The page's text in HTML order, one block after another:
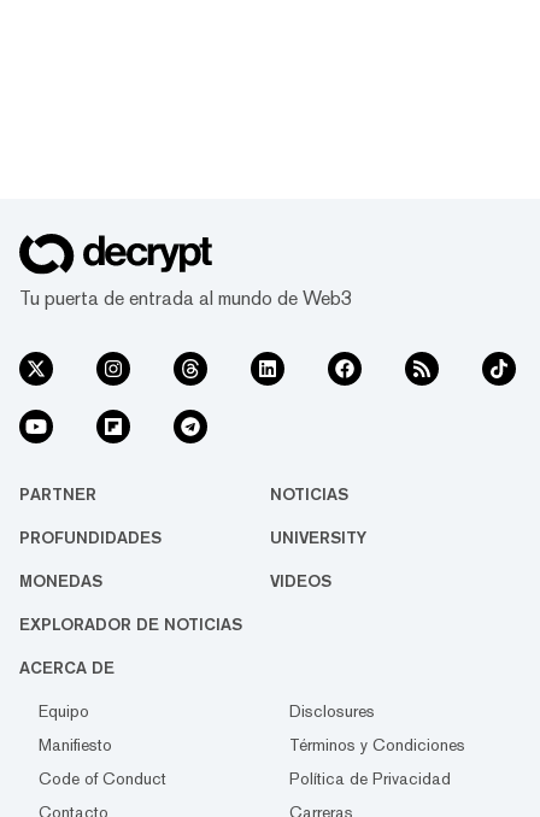
Tu puerta de entrada al mundo de Web3
PARTNER NOTICIAS
PROFUNDIDADES UNIVERSITY
MONEDAS VIDEOS
EXPLORADOR DE NOTICIAS
ACERCA DE
Equipo
Disclosures
Manifiesto
Términos y Condiciones
Code of Conduct
Política de Privacidad
Contacto
Carreras